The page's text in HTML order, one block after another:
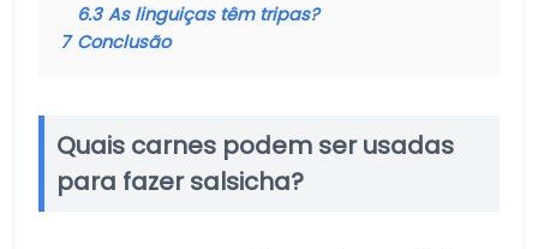
6.3 As linguiças têm tripas?
7 Conclusão
Quais carnes podem ser usadas
para fazer salsicha?